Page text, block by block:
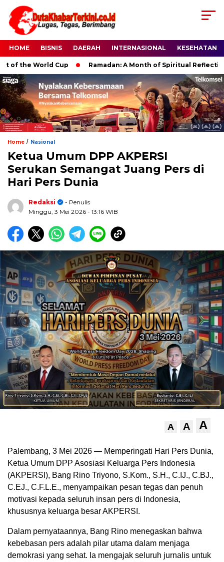
HOME BISNIS DAERAH INTERNASIONAL KESEHATAN
World Cup Ramadan: A Month of Spiritual Reflection,
Home / Nasional
Ketua Umum DPP AKPERSI
Serukan Semangat Juang Pers di
Hari Pers Dunia
Redaksi
- Penulis
Minggu, 3 Mei 2026 - 13:16 WIB
A A A
Palembang, 3 Mei 2026 — Memperingati Hari Pers Dunia,
Ketua Umum DPP Asosiasi Keluarga Pers Indonesia
(AKPERSI), Bang Rino Triyono, S.Kom., S.H., C.IJ., C.BJ.,
C.EJ., C.F.L.E., menyampaikan pesan tegas dan penuh
motivasi kepada seluruh insan pers di Indonesia,
khususnya keluarga besar AKPERSI.
Dalam pernyataannya, Bang Rino menegaskan bahwa
kebebasan pers adalah pilar utama dalam menjaga
demokrasi yang sehat. Ia mengajak seluruh jurnalis untuk